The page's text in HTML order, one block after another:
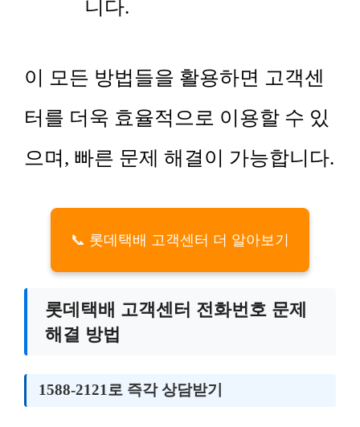
니다.
이 모든 방법들을 활용하면 고객센
터를 더욱 효율적으로 이용할 수 있
으며, 빠른 문제 해결이 가능합니다.
📞 롯데택배 고객센터 더 알아보기
롯데택배 고객센터 전화번호 문제
해결 방법
1588-2121로 즉각 상담받기